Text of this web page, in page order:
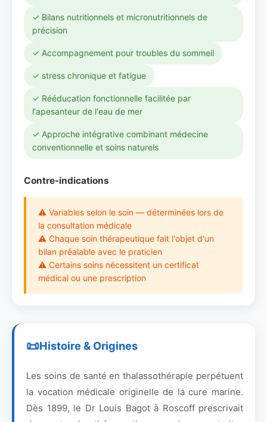
✓ Bilans nutritionnels et micronutritionnels de
précision
✓ Accompagnement pour troubles du sommeil
✓ stress chronique et fatigue
✓ Rééducation fonctionnelle facilitée par
l'apesanteur de l'eau de mer
✓ Approche intégrative combinant médecine
conventionnelle et soins naturels
Contre-indications
⚠ Variables selon le soin — déterminées lors de
la consultation médicale
⚠ Chaque soin thérapeutique fait l'objet d'un
bilan préalable avec le praticien
⚠ Certains soins nécessitent un certificat
médical ou une prescription
Histoire & Origines
Les soins de santé en thalassothérapie perpétuent
la vocation médicale originelle de la cure marine.
Dès 1899, le Dr Louis Bagot à Roscoff prescrivait